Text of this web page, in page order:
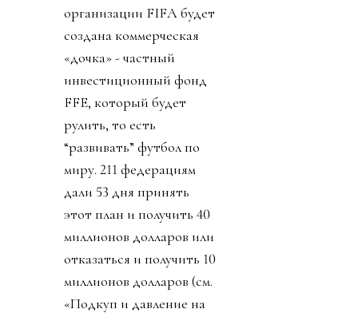
организации FIFA будет
создана коммерческая
«дочка» - частный
инвестиционный фонд
FFE, который будет
рулить, то есть
“развивать” футбол по
миру. 211 федерациям
дали 53 дня принять
этот план и получить 40
миллионов долларов или
отказаться и получить 10
миллионов долларов (см.
«Подкуп и давление на